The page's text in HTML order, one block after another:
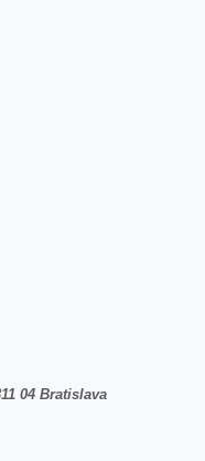
04 Bratislava